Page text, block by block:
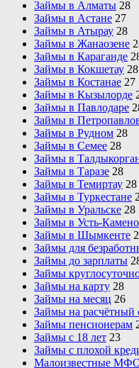
Займы в Алматы 28
Займы в Астане 27
Займы в Атырау 28
Займы в Жанаозене
Займы в Караганде
Займы в Кокшетау 28
Займы в Костанае 27
Займы в Кызылорде
Займы в Павлодаре
Займы в
Займы в Рудном 28
Займы в Семее 28
Займы в
Займы в Таразе 28
Займы в Темиртау 28
Займы в Туркестане
Займы в Уральске 28
Займы в Усть-
Займы в Шымкенте
Займы для
Займы до зарплаты
Займы
Займы на карту 28
Займы на месяц 26
Займы на расчётный
Займы пенсионерам
Займы с 18 лет 23
Займы с плохой
Малоизвестные МФО